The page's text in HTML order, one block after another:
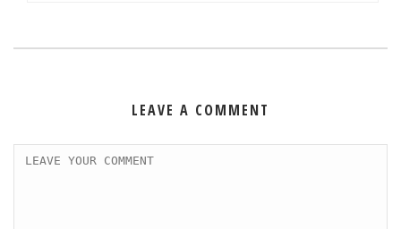
LEAVE A COMMENT